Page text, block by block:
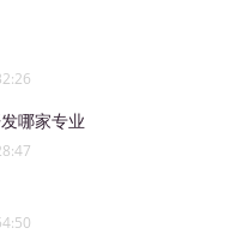
哪家专业